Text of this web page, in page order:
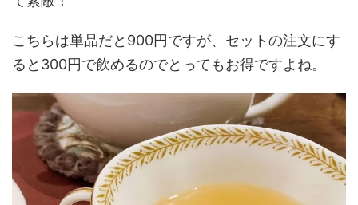
こちらは単品だと900円ですが、セットの注文にす
ると300円で飲めるのでとってもお得ですよね。